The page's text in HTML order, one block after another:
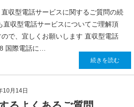
収型電話サービスに関するご質問の続
直収型電話サービスについてご理解頂
で、宜しくお願いします 直収型電話
国際電話に…
続きを読む
10月14日